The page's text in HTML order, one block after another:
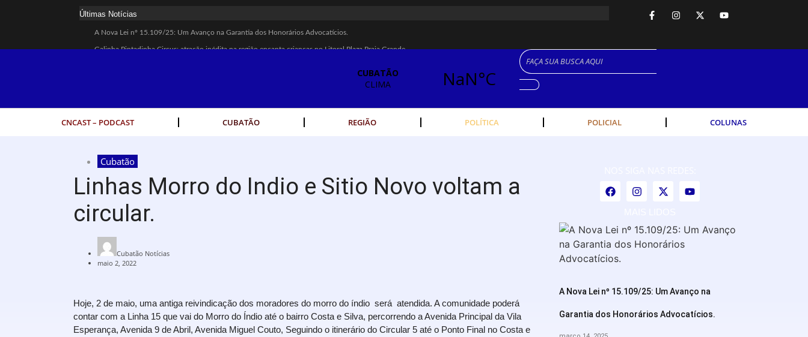
Últimas Notícias
A Nova Lei nº 15.109/25: Um Avanço na Garantia dos Honorários Advocatícios.
Galinha Pintadinha Circus: atração inédita na região encanta crianças no Litoral Plaza Praia Grande.
CÉSAR ANUNCIA PROGRAMAÇÃO DE SHOWS COM CPM 22, MARCELO FALCÃO, FERRUGEM, SAIA RODADA E ZÉ NETO & CRISTIANO.
Espingarda roubada de agentes de segurança ferroviária é recuperada na Vila Esperança.
Coluna PLP Cubatão: um debate essencial para as mulheres cubatenses.
César assina decreto que institui gratuidade do transporte público no Carnaval
Celular do cantor Netinho de Paula é encontrado em linha férrea na Vila Esperança
CNCAST – PODCAST CUBATÃO REGIÃO POLÍTICA POLICIAL COLUNAS
Cubatão
Linhas Morro do Indio e Sitio Novo voltam a
circular.
Cubatão Notícias
maio 2, 2022
Hoje, 2 de maio, uma antiga reivindicação dos moradores do morro do índio será atendida. A comunidade poderá
contar com a Linha 15 que vai do Morro do Índio até o bairro Costa e Silva, percorrendo a Avenida Principal da Vila
Esperança, Avenida 9 de Abril, Avenida Miguel Couto, Seguindo o itinerário do Circular 5 até o Ponto Final no Costa e
A Nova Lei nº 15.109/25: Um Avanço na
Garantia dos Honorários Advocatícios.